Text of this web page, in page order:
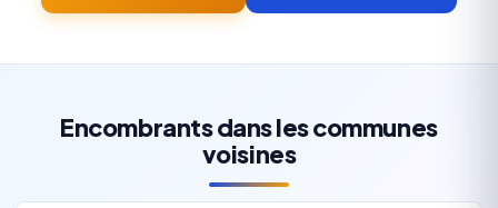
Encombrants dans les communes
voisines